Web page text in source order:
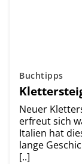
Buchtipps
Neuer
erfreut sich
Italien hat
lange
[..]